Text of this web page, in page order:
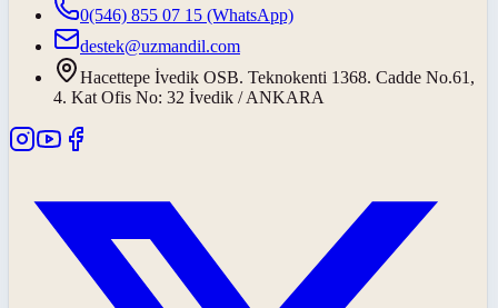
0(546) 855 07 15 (WhatsApp)
destek@uzmandil.com
Hacettepe İvedik OSB. Teknokenti 1368. Cadde No.61,
4. Kat Ofis No: 32 İvedik / ANKARA